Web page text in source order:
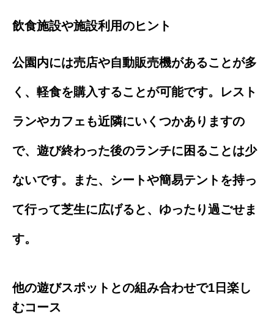
飲食施設や施設利用のヒント
公園内には売店や自動販売機があることが多
く、軽食を購入することが可能です。レスト
ランやカフェも近隣にいくつかありますの
で、遊び終わった後のランチに困ることは少
ないです。また、シートや簡易テントを持っ
て行って芝生に広げると、ゆったり過ごせま
す。
他の遊びスポットとの組み合わせで1日楽し
むコース